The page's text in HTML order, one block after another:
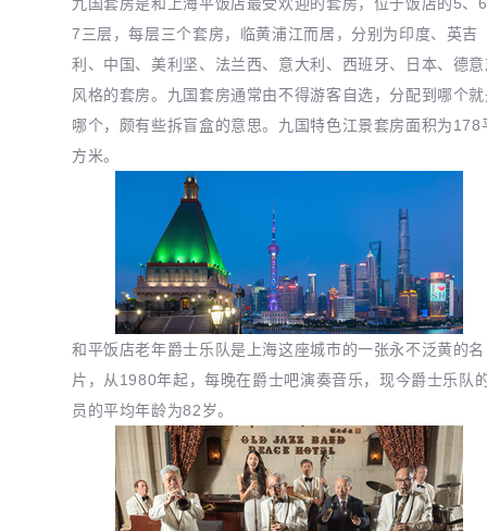
7三层，每层三个套房，临黄浦江而居，分别为印度、英吉
利、中国、美利坚、法兰西、意大利、西班牙、日本、德意
风格的套房。九国套房通常由不得游客自选，分配到哪个
哪个，颇有些拆盲盒的意思。九国特色江景套房面积为178
方米。
和平饭店老年爵士乐队是上海这座城市的一张永不泛黄的名
片，从1980年起，每晚在爵士吧演奏音乐，现今爵士乐队
员的平均年龄为82岁。